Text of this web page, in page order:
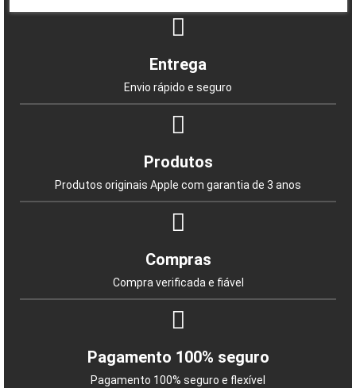
Entrega
Envio rápido e seguro
Produtos
Produtos originais Apple com garantia de 3 anos
Compras
Compra verificada e fiável
Pagamento 100% seguro
Pagamento 100% seguro e flexível